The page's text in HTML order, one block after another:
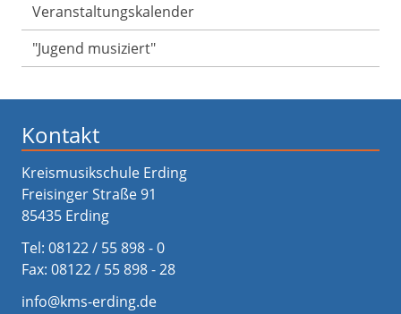
Veranstaltungs­kalender
"Jugend musiziert"
Kontakt
Kreismusikschule Erding
Freisinger Straße 91
85435 Erding
Tel: 08122 / 55 898 - 0
Fax: 08122 / 55 898 - 28
info@kms-erding.de